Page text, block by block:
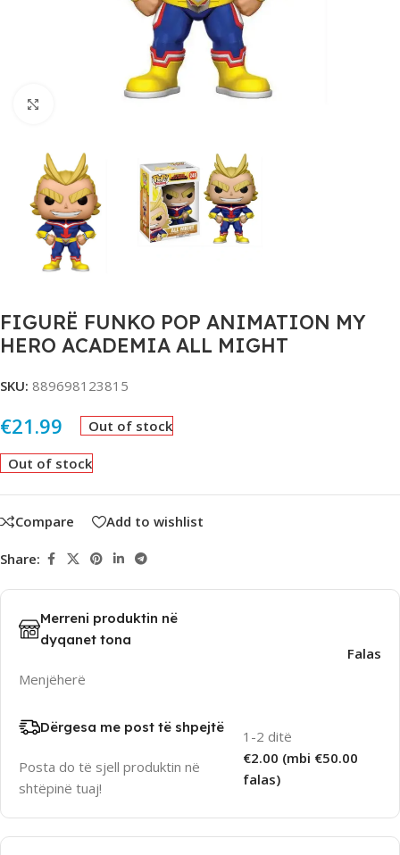
Click to enlarge
FIGURË FUNKO POP ANIMATION MY
HERO ACADEMIA ALL MIGHT
SKU: 889698123815
€21.99 Out of stock
Out of stock
Compare Add to wishlist
Share:
Merreni produktin në
dyqanet tona
Menjëherë
Falas
Dërgesa me post të shpejtë
Posta do të sjell produktin në
shtëpinë tuaj!
1-2 ditë
€2.00 (mbi €50.00
falas)